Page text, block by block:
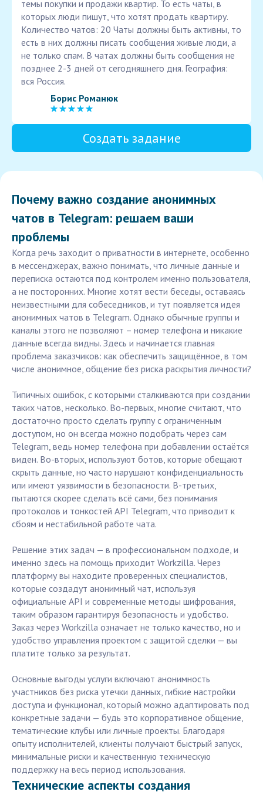
темы покупки и продажи квартир. То есть чаты, в
которых люди пишут, что хотят продать квартиру.
Количество чатов: 20 Чаты должны быть активны, то
есть в них должны писать сообщения живые люди, а
не только спам. В чатах должны быть сообщения не
позднее 2-3 дней от сегодняшнего дня. География:
вся Россия.
Борис Романюк
Создать задание
Почему важно создание анонимных
чатов в Telegram: решаем ваши
проблемы
Когда речь заходит о приватности в интернете, особенно
в мессенджерах, важно понимать, что личные данные и
переписка остаются под контролем именно пользователя,
а не посторонних. Многие хотят вести беседы, оставаясь
неизвестными для собеседников, и тут появляется идея
анонимных чатов в Telegram. Однако обычные группы и
каналы этого не позволяют – номер телефона и никакие
данные всегда видны. Здесь и начинается главная
проблема заказчиков: как обеспечить защищённое, в том
числе анонимное, общение без риска раскрытия личности?
Типичных ошибок, с которыми сталкиваются при создании
таких чатов, несколько. Во-первых, многие считают, что
достаточно просто сделать группу с ограниченным
доступом, но он всегда можно подобрать через сам
Telegram, ведь номер телефона при добавлении остаётся
виден. Во-вторых, используют ботов, которые обещают
скрыть данные, но часто нарушают конфиденциальность
или имеют уязвимости в безопасности. В-третьих,
пытаются скорее сделать всё сами, без понимания
протоколов и тонкостей API Telegram, что приводит к
сбоям и нестабильной работе чата.
Решение этих задач — в профессиональном подходе, и
именно здесь на помощь приходит Workzilla. Через
платформу вы находите проверенных специалистов,
которые создадут анонимный чат, используя
официальные API и современные методы шифрования,
таким образом гарантируя безопасность и удобство.
Заказ через Workzilla означает не только качество, но и
удобство управления проектом с защитой сделки — вы
платите только за результат.
Основные выгоды услуги включают анонимность
участников без риска утечки данных, гибкие настройки
доступа и функционал, который можно адаптировать под
конкретные задачи — будь это корпоративное общение,
тематические клубы или личные проекты. Благодаря
опыту исполнителей, клиенты получают быстрый запуск,
минимальные риски и качественную техническую
поддержку на весь период использования.
Технические аспекты создания